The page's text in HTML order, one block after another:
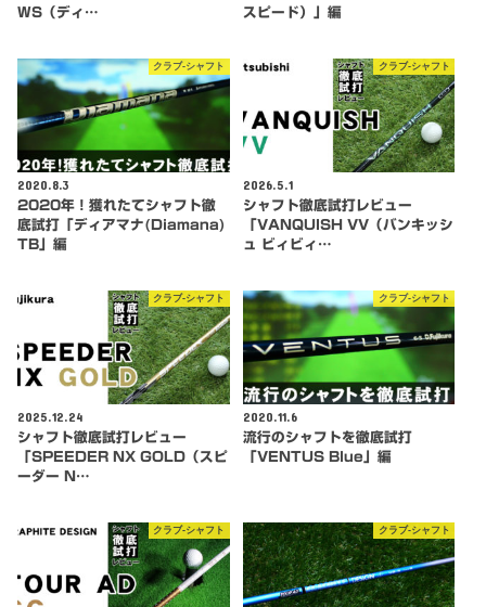
WS（ディ… スピード）」編
クラブ-シャフト
2020.8.3
2020年！獲れたてシャフト徹
底試打「ディアマナ(Diamana)
TB」編
クラブ-シャフト
2026.5.1
シャフト徹底試打レビュー
「VANQUISH VV（バンキッシ
ュ ビィビィ…
クラブ-シャフト
2025.12.24
シャフト徹底試打レビュー
「SPEEDER NX GOLD（スピ
ーダー N…
クラブ-シャフト
2020.11.6
流行のシャフトを徹底試打
「VENTUS Blue」編
クラブ-シャフト クラブ-シャフト